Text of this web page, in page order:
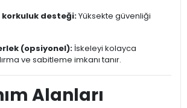
korkuluk desteği:Yüksekte güvenliği
(opsiyonel): İskeleyi kolayca
ve sabitleme imkanı tanır.
Alanları